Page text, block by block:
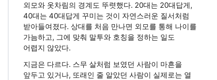
외모와 옷차림의 경계도 뚜렷했다. 20대는 20대답게,
40대는 40대답게 꾸미는 것이 자연스러운 질서처럼
받아들여졌다. 상대를 처음 만나면 외모를 통해 나이를
가늠하고, 그에 맞춰 말투와 호칭을 정하는 일도
어렵지 않았다.
지금은 다르다. 스무 살처럼 보였던 사람이 마흔을
앞두고 있거나, 또래인 줄 알았던 사람이 실제로는 열